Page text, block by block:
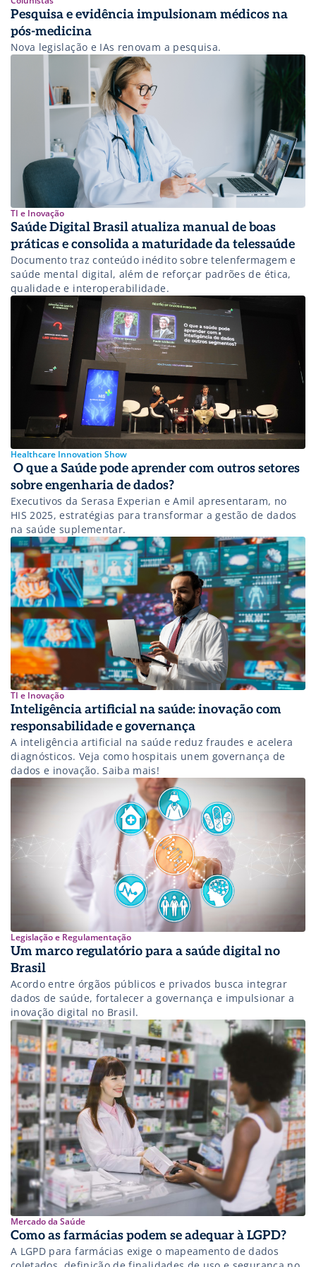
Pesquisa e evidência impulsionam médicos na
pós-medicina
Nova legislação e IAs renovam a pesquisa.
TI e Inovação
Saúde Digital Brasil atualiza manual de boas
práticas e consolida a maturidade da telessaúde
Documento traz conteúdo inédito sobre telenfermagem e
saúde mental digital, além de reforçar padrões de ética,
qualidade e interoperabilidade.
Healthcare Innovation Show
O que a Saúde pode aprender com outros setores
sobre engenharia de dados?
Executivos da Serasa Experian e Amil apresentaram, no
HIS 2025, estratégias para transformar a gestão de dados
na saúde suplementar.
TI e Inovação
Inteligência artificial na saúde: inovação com
responsabilidade e governança
A inteligência artificial na saúde reduz fraudes e acelera
diagnósticos. Veja como hospitais unem governança de
dados e inovação. Saiba mais!
Legislação e Regulamentação
Um marco regulatório para a saúde digital no
Brasil
Acordo entre órgãos públicos e privados busca integrar
dados de saúde, fortalecer a governança e impulsionar a
inovação digital no Brasil.
Mercado da Saúde
Como as farmácias podem se adequar à LGPD?
A LGPD para farmácias exige o mapeamento de dados